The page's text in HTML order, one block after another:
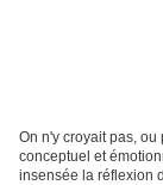
On n'y croyait pas, ou
conceptuel et
insensée la réflexion